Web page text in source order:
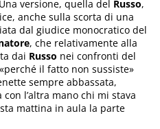
versione, quella del Russo,
anche sulla scorta di una
dal giudice monocratico del
, che relativamente alla
dai Russo nei confronti del
il fatto non sussiste»
sempre abbassata,
l’altra mano chi mi stava
mattina in aula la parte